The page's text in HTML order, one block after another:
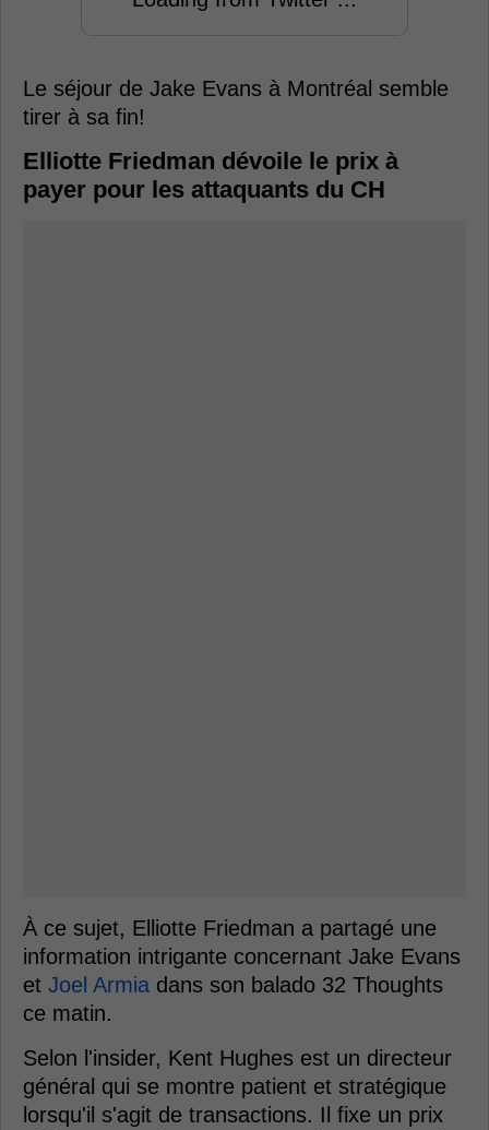
Le séjour de Jake Evans à Montréal semble
tirer à sa fin!
Elliotte Friedman dévoile le prix à
payer pour les attaquants du CH
À ce sujet, Elliotte Friedman a partagé une
information intrigante concernant Jake Evans
et Joel Armia dans son balado 32 Thoughts
ce matin.
Selon l'insider, Kent Hughes est un directeur
général qui se montre patient et stratégique
lorsqu'il s'agit de transactions. Il fixe un prix